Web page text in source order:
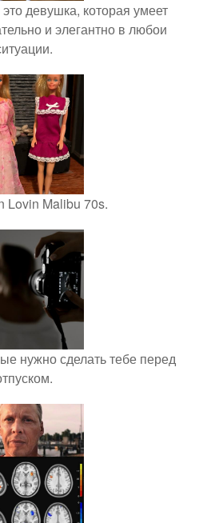
девушка, которая умеет
и элегантно в любои
Lovin Malibu 70s.
нужно сделать тебе перед